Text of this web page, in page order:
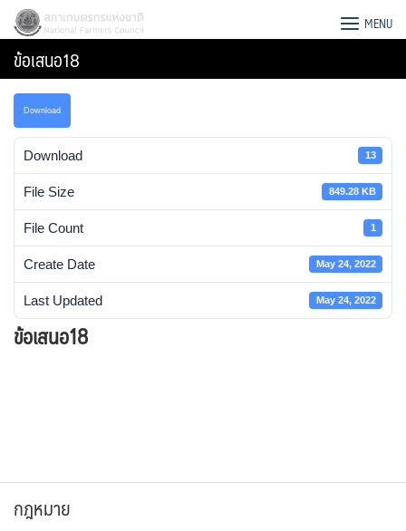
Skip
content
Search
สภาเกษตรกรแห่งชาติ MENU
ข้อเสนอ18
Download
Download 13
File Size 849.28 KB
File Count 1
Create Date May 24, 2022
Last Updated May 24, 2022
ข้อเสนอ18
กฎหมาย